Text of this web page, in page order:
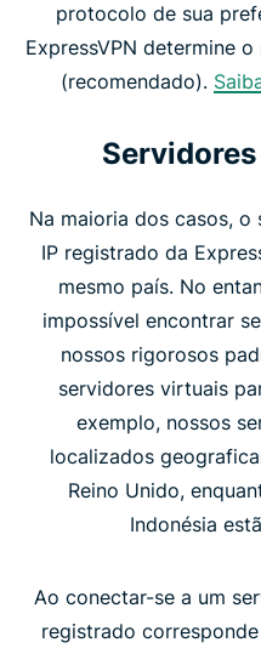
protocolo de sua
ExpressVPN determine
(recomendado).
Na maioria dos casos,
IP registrado da
mesmo país. No
impossível encontrar
nossos rigorosos
servidores virtuais
exemplo, nossos
localizados
Reino Unido,
Indonésia
Ao conectar-se a um
registrado